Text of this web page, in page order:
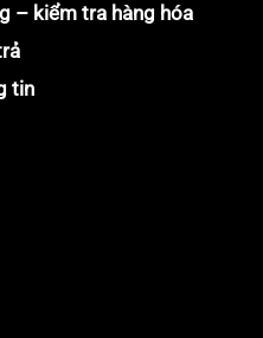
– kiểm tra hàng hóa
tin